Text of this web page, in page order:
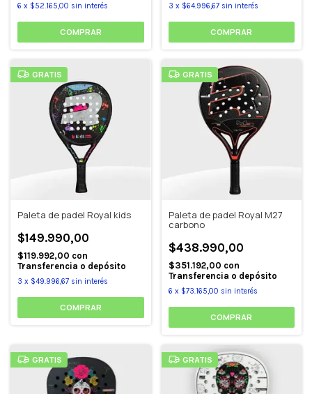
6 x $52.165,00 sin interés 3 x $64.996,67 sin interés
GRATIS
Paleta de padel Royal kids
$149.990,00
$119.992,00 con
Transferencia o depósito
3 x $49.996,67 sin interés
GRATIS
Paleta de padel Royal M27
carbono
$438.990,00
$351.192,00 con
Transferencia o depósito
6 x $73.165,00 sin interés
GRATIS GRATIS